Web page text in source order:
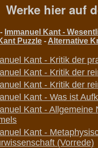
Werke hier auf
- Immanuel Kant -
Puzzle - Alternative
Kant - Kritik der
Kant - Kritik der
Kant - Kritik der
Kant - Was ist
Kant - Allgemeine
Kant -
(Vorrede)